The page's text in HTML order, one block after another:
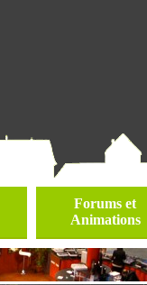
Forums et
Animations